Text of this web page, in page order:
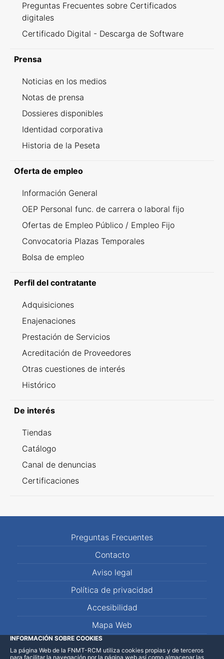
Preguntas Frecuentes sobre Certificados
digitales
Certificado Digital - Descarga de Software
Prensa
Noticias en los medios
Notas de prensa
Dossieres disponibles
Identidad corporativa
Historia de la Peseta
Oferta de empleo
Información General
OEP Personal func. de carrera o laboral fijo
Ofertas de Empleo Público / Empleo Fijo
Convocatoria Plazas Temporales
Bolsa de empleo
Perfil del contratante
Adquisiciones
Enajenaciones
Prestación de Servicios
Acreditación de Proveedores
Otras cuestiones de interés
Histórico
De interés
Tiendas
Catálogo
Canal de denuncias
Certificaciones
Preguntas Frecuentes
Contacto
Aviso legal
Política de privacidad
Accesibilidad
Mapa Web
LinkedInFacebookWhatsApp
INFORMACIÓN SOBRE COOKIES
La página Web de la FNMT-RCM utiliza cookies propias y de terceros
para facilitar la navegación por la página web así como almacenar las